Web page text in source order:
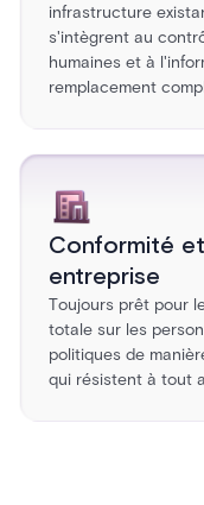
infrastructure
s'intègrent au
humaines et à
remplacement
Conformité
entreprise
Toujours prêt pour
totale sur les
politiques de
qui résistent à tout